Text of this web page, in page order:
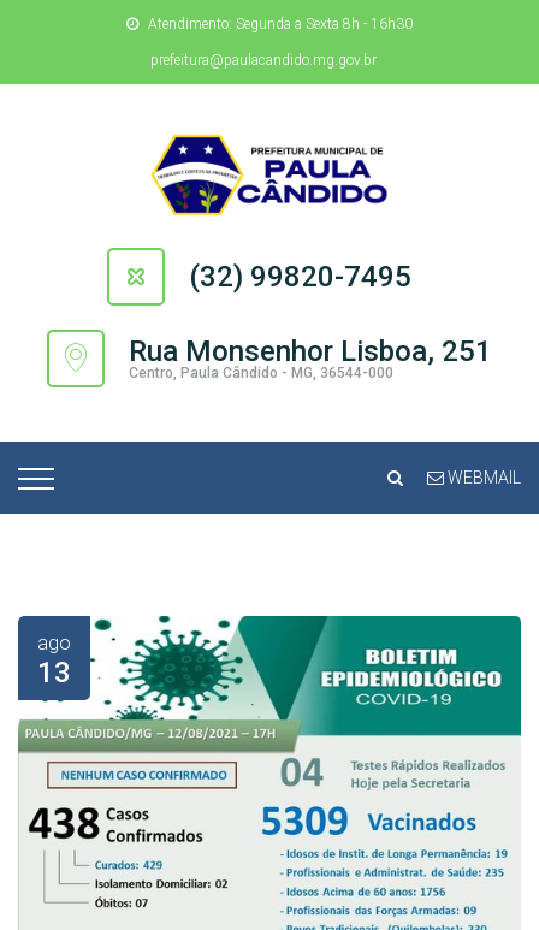
Atendimento: Segunda a Sexta 8h - 16h30
prefeitura@paulacandido.mg.gov.br
(32) 99820-7495
Rua Monsenhor Lisboa, 251
Centro, Paula Cândido - MG, 36544-000
WEBMAIL
ago
13